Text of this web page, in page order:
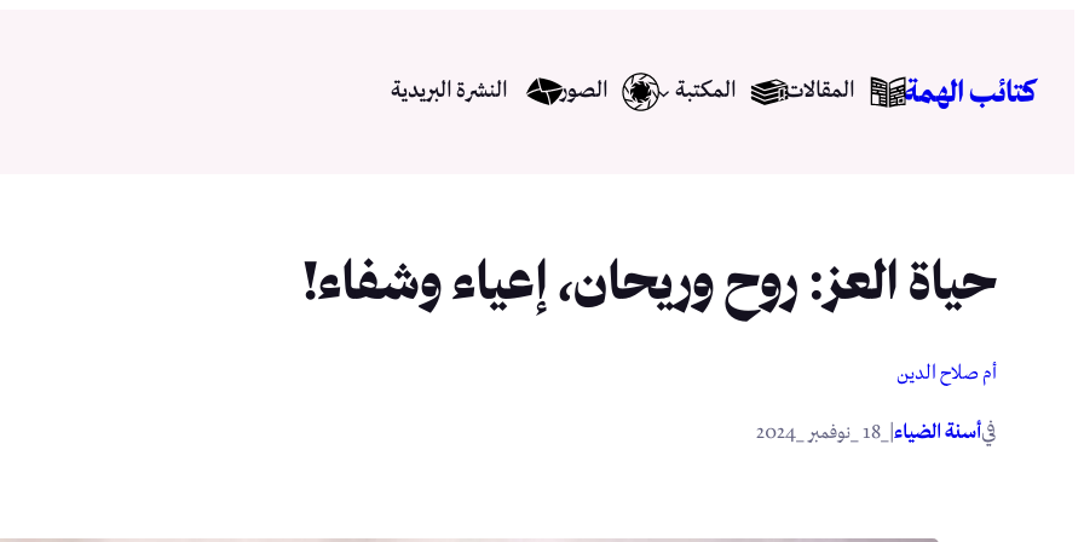
المحتوىكتائب الهمة المقالات المكتبة الصور النشرة البريدية
حياة العز: روح وريحان، إعياء وشفاء!
أم صلاح الدين
فيأسنة الضياء